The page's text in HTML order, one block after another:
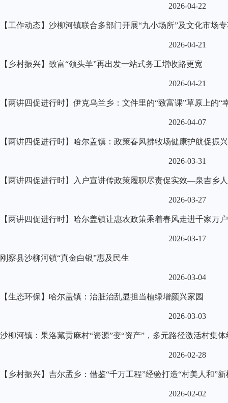
2026-04-22
【工作动态】沙柳河镇联合多部门开展“九小场所”及文化市场
2026-04-21
【乡村振兴】致富“领头羊”再出发一站式务工增收路更宽
2026-04-21
【两讲四促进行时】伊克乌兰乡：文件里的“致富课”草原上的“
2026-04-07
【两讲四促进行时】哈尔盖镇：政策春风拂牧场健康护航促振兴
2026-03-31
【两讲四促进行时】入户宣讲传政策履职尽责促实效—泉吉乡
2026-03-27
【两讲四促进行时】哈尔盖镇让惠农政策乘着春风走进千家万户
2026-03-17
刚察县沙柳河镇“真金白银”惠及民生
2026-03-04
【生态环保】哈尔盖镇：治脏治乱显担当植绿增颜兴家园
2026-03-03
沙柳河镇：果洛藏贡麻村“资源”变“资产”，多元路径激活村集
2026-02-28
【乡村振兴】吉尔孟乡：借鉴“千万工程”经验打造“村美人和”
2026-02-02